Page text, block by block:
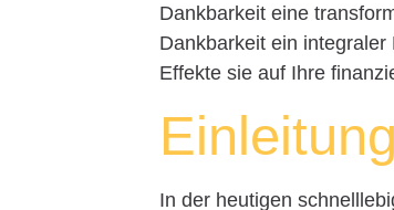
Dankbarkeit eine
Dankbarkeit ein
Effekte sie auf Ihre
Einleitung
In der heutigen